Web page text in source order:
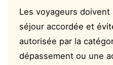
Les voyageurs
séjour accordée et
autorisée par la
dépassement ou une